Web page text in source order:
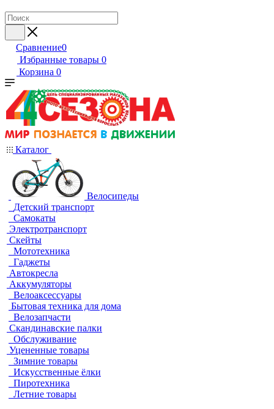
Сравнение0
Избранные товары 0
Корзина 0
Каталог
Велосипеды
Детский транспорт
Самокаты
Электротранспорт
Скейты
Мототехника
Гаджеты
Автокресла
Аккумуляторы
Велоаксессуары
Бытовая техника для дома
Велозапчасти
Скандинавские палки
Обслуживание
Уцененные товары
Зимние товары
Искусственные ёлки
Пиротехника
Летние товары